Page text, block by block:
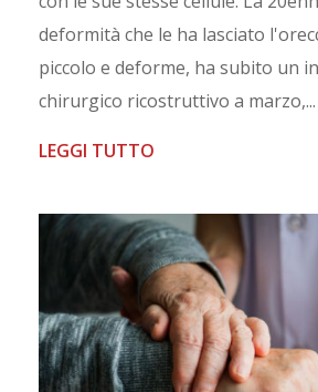
deformità che le ha lasciato
piccolo e deforme, ha subito un
chirurgico ricostruttivo a marzo,...
LEGGI TUTTO